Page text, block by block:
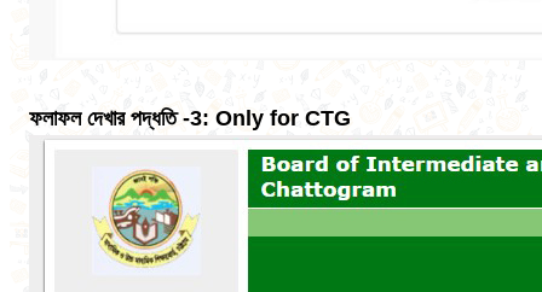
ফলাফল দেখার পদ্ধতি -3: Only for CTG